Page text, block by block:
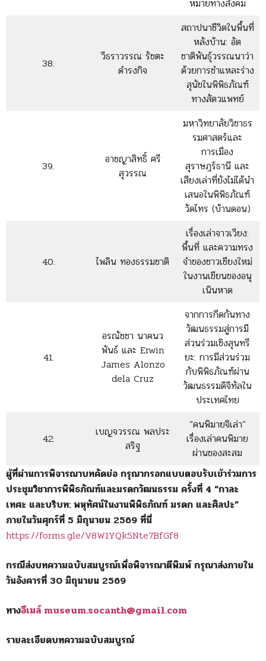
หมายทางสังคม
38.
วีธราวรรณ รัชตะ
ดำรงกิจ
สถาปนาชีวิตในพื้นที่
หลังบ้าน: อัต
ชาติพันธุ์วรรณนาว่า
ด้วยการชำแหละร่าง
สุนัขในพิพิธภัณฑ์
ทางสัตวแพทย์
39.
อาชญาสิทธิ์ ศรี
สุวรรณ
มหาวิทยาลัยวิชาธร
รมศาสตร์และ
การเมือง
สุราษฎร์ธานี และ
เสียงเล่าที่ยังไม่ได้นำ
เสนอในพิพิธภัณฑ์
วัดไทร (บ้านดอน)
40. ไพลิน ทองธรรมชาติ
เรื่องเล่าจาวเวียง:
พื้นที่ และความทรง
จำของชาวเชียงใหม่
ในงานเขียนของอนุ
เนินหาด
41.
อรณัชชา นาคนว
พันธ์ และ Erwin
James Alonzo
dela Cruz
จากการกีดกันทาง
วัฒนธรรมสู่การมี
ส่วนร่วมเชิงสุนทรี
ยะ: การมีส่วนร่วม
กับพิพิธภัณฑ์ผ่าน
วัฒนธรรมดิจิทัลใน
ประเทศไทย
42.
เบญจวรรณ พลประ
สริฐ
“คนพิมายจิเล่า”
เรื่องเล่าคนพิมาย
ผ่านของสะสม
ผู้ที่ผ่านการพิจารณาบทคัดย่อ กรุณากรอกแบบตอบรับเข้าร่วมการ
ประชุมวิชาการพิพิธภัณฑ์และมรดกวัฒนธรรม ครั้งที่ 4 “กาละ
เทศะ และบริบท: พหุทัศน์ในงานพิพิธภัณฑ์ มรดก และศิลปะ”
ภายในวันศุกร์ที่ 5 มิถุนายน 2569 ที่นี่
https://forms.gle/V8W1YQk5Nte7BfGf8
กรณีส่งบทความฉบับสมบูรณ์เพื่อพิจารณาตีพิมพ์ กรุณาส่งภายใน
วันอังคารที่ 30 มิถุนายน 2569
ทางอีเมล์ museum.socanth@gmail.com
รายละเอียดบทความฉบับสมบูรณ์